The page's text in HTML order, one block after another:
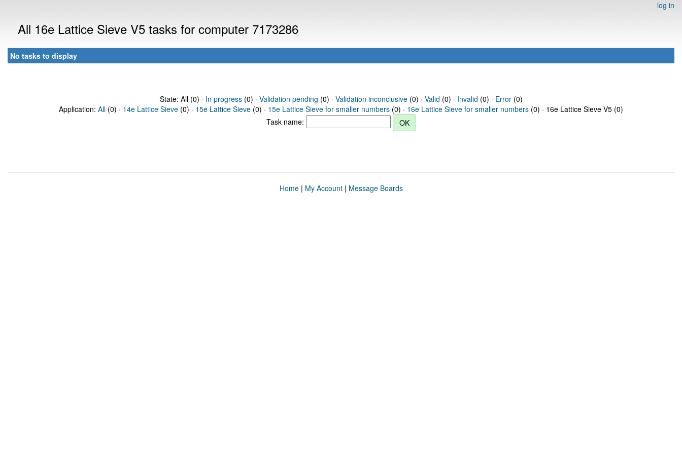
log in
All 16e Lattice Sieve V5 tasks for computer 7173286
No tasks to display
State: All (0) · In progress(0) · Validation pending (0) · Validation inconclusive(0) · Valid (0) · Invalid (0) · Error(0)
Application: All (0) · 14e Lattice Sieve (0) · 15e Lattice Sieve (0) · 15e Lattice Sieve for smaller numbers (0) · 16e Lattice Sieve for smaller numbers (0) · 16e Lattice Sieve V5 (0)
Task name:
Home| My Account| Message Boards